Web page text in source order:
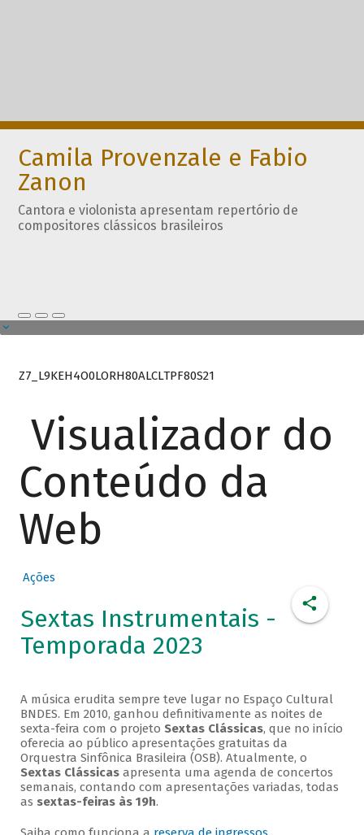
Camila Provenzale e Fabio
Zanon
Cantora e violonista apresentam repertório de
compositores clássicos brasileiros
Z7_L9KEH4O0LORH80ALCLTPF80S21
Visualizador do
Conteúdo da
Web
Ações
Sextas Instrumentais -
Temporada 2023
A música erudita sempre teve lugar no Espaço Cultural
BNDES. Em 2010, ganhou definitivamente as noites de
sexta-feira com o projeto Sextas Clássicas, que no início
oferecia ao público apresentações gratuitas da
Orquestra Sinfônica Brasileira (OSB). Atualmente, o
Sextas Clássicasapresenta uma agenda de concertos
semanais, contando com apresentações variadas, todas
as sextas-feiras às 19h.